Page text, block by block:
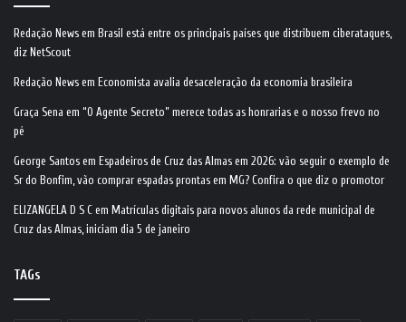
Redação News em Brasil está entre os principais países que distribuem ciberataques,
diz NetScout
Redação News em Economista avalia desaceleração da economia brasileira
Graça Sena em “O Agente Secreto” merece todas as honrarias e o nosso frevo no
pé
George Santos em Espadeiros de Cruz das Almas em 2026: vão seguir o exemplo de
Sr do Bonfim, vão comprar espadas prontas em MG? Confira o que diz o promotor
ELIZANGELA D S C em Matrículas digitais para novos alunos da rede municipal de
Cruz das Almas, iniciam dia 5 de janeiro
TAGs